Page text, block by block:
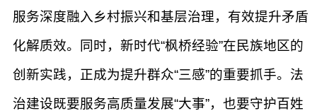
服务深度融入乡村振兴和基层治理，有效提升矛盾
化解质效。同时，新时代“枫桥经验”在民族地区的
创新实践，正成为提升群众“三感”的重要抓手。法
治建设既要服务高质量发展“大事”，也要守护百姓